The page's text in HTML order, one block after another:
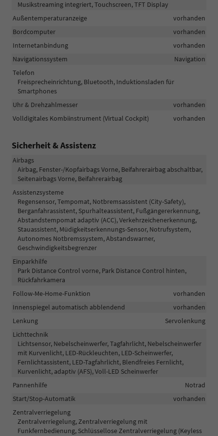
Musikstreaming integriert, Touchscreen, TFT Display
Außentemperaturanzeige
vorhanden
Bordcomputer
vorhanden
Internetanbindung
vorhanden
Navigationssystem
Navigation
Telefon
Freisprecheinrichtung, Bluetooth, Induktionsladen für
Smartphones
Uhr & Drehzahlmesser
vorhanden
Volldigitales Kombiinstrument (Virtual Cockpit)
vorhanden
Sicherheit & Assistenz
Airbags
Airbag, Fenster-/Kopfairbags Vorne, Beifahrerairbag abschaltbar,
Seitenairbags Vorne, Beifahrerairbag
Assistenzsysteme
Regensensor, Tempomat, Notbremsassistent (City-Safety),
Berganfahrassistent, Spurhalteassistent, Fußgängererkennung,
Abstandstempomat adaptiv (ACC), Verkehrzeichenerkennung,
Stauassistent, Müdigkeitserkennungs-Sensor, Notrufsystem,
Autonomes Notbremssystem, Abstandswarner,
Geschwindigkeitsbegrenzer
Einparkhilfe
Park Distance Control vorne, Park Distance Control hinten,
Rückfahrkamera
Follow-Me-Home-Funktion
vorhanden
Innenspiegel automatisch abblendend
vorhanden
Lenkung
Servolenkung
Lichttechnik
Lichtsensor, Nebelscheinwerfer, Tagfahrlicht, Nebelscheinwerfer
mit Kurvenlicht, LED-Rückleuchten, LED-Scheinwerfer,
Fernlichtassistent, LED-Tagfahrlicht, Blendfreies Fernlicht,
Kurvenlicht, adaptiv (AFS), Voll-LED Scheinwerfer
Pannenhilfe
Notrad
Start/Stop-Automatik
vorhanden
Zentralverriegelung
Zentralverriegelung, Zentralverriegelung mit
Funkfernbedienung, Schlüssellose Zentralverriegelung (Keyless